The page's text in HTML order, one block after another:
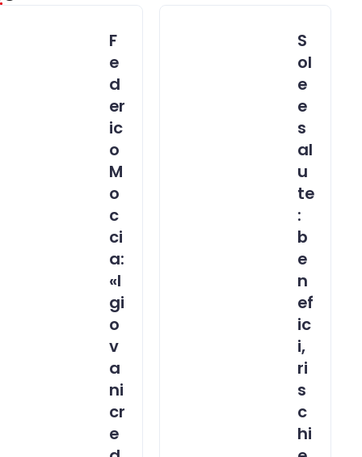
F
e
d
er
ic
o
M
o
c
ci
a:
«I
gi
o
v
a
ni
cr
e
S
ol
e
e
s
al
u
te
:
b
e
n
ef
ic
i,
ri
s
c
hi